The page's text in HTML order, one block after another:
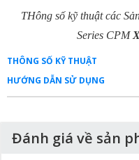
THông số kỹ thuật các
Series CPM
THÔNG SỐ KỸ THUẬT
HƯỚNG DẪN SỬ DỤNG
Đánh giá về sản